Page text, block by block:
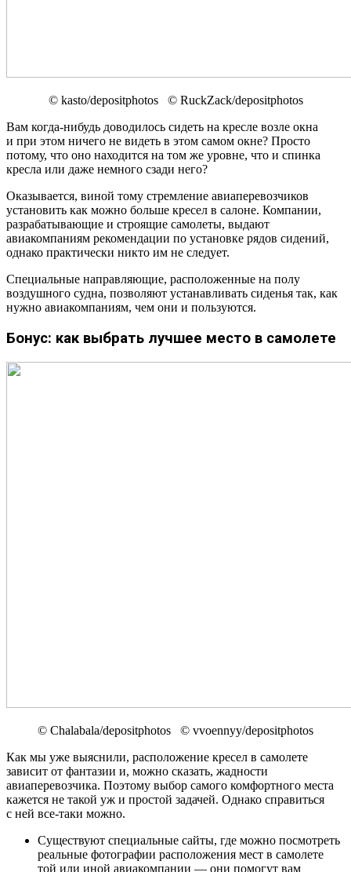
© kasto/depositphotos © RuckZack/depositphotos
Вам когда-нибудь доводилось сидеть на кресле возле окна
и при этом ничего не видеть в этом самом окне? Просто
потому, что оно находится на том же уровне, что и спинка
кресла или даже немного сзади него?
Оказывается, виной тому стремление авиаперевозчиков
установить как можно больше кресел в салоне. Компании,
разрабатывающие и строящие самолеты, выдают
авиакомпаниям рекомендации по установке рядов сидений,
однако практически никто им не следует.
Специальные направляющие, расположенные на полу
воздушного судна, позволяют устанавливать сиденья так, как
нужно авиакомпаниям, чем они и пользуются.
Бонус: как выбрать лучшее место в самолете
© Chalabala/depositphotos © vvoennyy/depositphotos
Как мы уже выяснили, расположение кресел в самолете
зависит от фантазии и, можно сказать, жадности
авиаперевозчика. Поэтому выбор самого комфортного места
кажется не такой уж и простой задачей. Однако справиться
с ней все-таки можно.
Существуют специальные сайты, где можно посмотреть
реальные фотографии расположения мест в самолете
той или иной авиакомпании — они помогут вам